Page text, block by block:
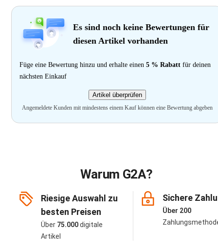
Es sind noch keine Bewertungen für
diesen Artikel vorhanden
Füge eine Bewertung hinzu und erhalte einen 5 % Rabatt für deinen
nächsten Einkauf
Artikel überprüfen
Angemeldete Kunden mit mindestens einem Kauf können eine Bewertung abgeben
Warum G2A?
Riesige Auswahl zu
besten Preisen
Über 75.000digitale
Artikel
Sichere
Über 200